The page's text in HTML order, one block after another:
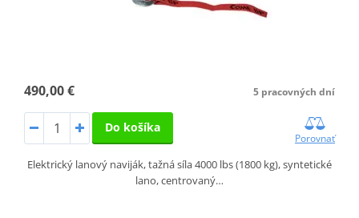
490,00 € 5 pracovných dní
Do košíka
Porovnať
Elektrický lanový naviják, tažná síla 4000 lbs (1800 kg), syntetické
lano, centrovaný…